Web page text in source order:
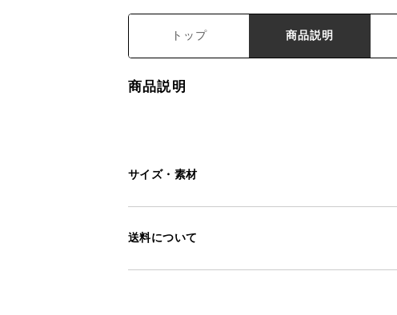
トップ 商品説明
商品説明
サイズ・素材
送料について